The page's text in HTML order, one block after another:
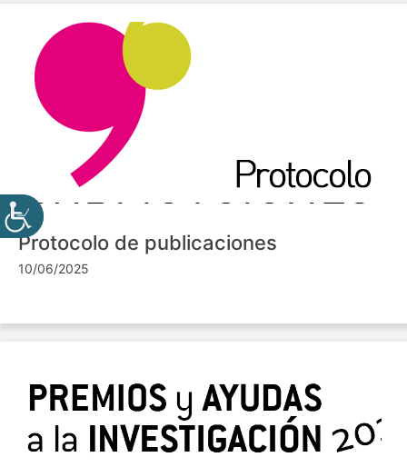
Protocolo de publicaciones
10/06/2025